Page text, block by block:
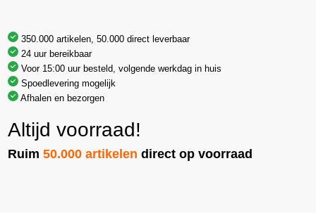
350.000 artikelen, 50.000 direct leverbaar
24 uur bereikbaar
Voor 15:00 uur besteld, volgende werkdag in huis
Spoedlevering mogelijk
Afhalen en bezorgen
Altijd voorraad!
Ruim50.000 artikelen direct op voorraad